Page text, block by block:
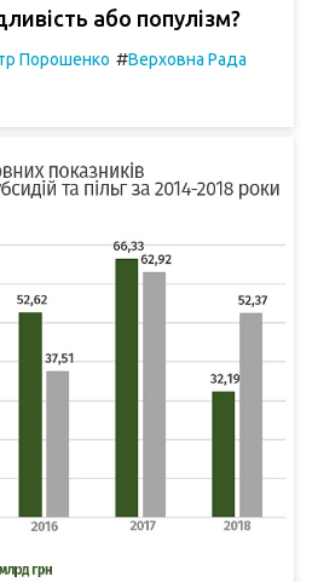
або популізм?
Порошенко #Верховна Рада